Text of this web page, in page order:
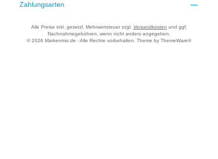
Zahlungsarten
Alle Preise inkl. gesetzl. Mehrwertsteuer zzgl. Versandkosten und ggf.
Nachnahmegebühren, wenn nicht anders angegeben.
© 2026 Markenmix.de - Alle Rechte vorbehalten. Theme by ThemeWare®